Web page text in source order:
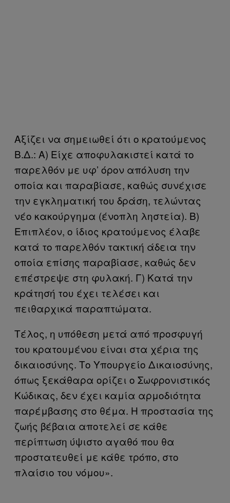
Αξίζει να σημειωθεί ότι ο κρατούμενος
Β.Δ.: Α) Είχε αποφυλακιστεί κατά το
παρελθόν με υφ’ όρον απόλυση την
οποία και παραβίασε, καθώς συνέχισε
την εγκληματική του δράση, τελώντας
νέο κακούργημα (ένοπλη ληστεία). Β)
Επιπλέον, ο ίδιος κρατούμενος έλαβε
κατά το παρελθόν τακτική άδεια την
οποία επίσης παραβίασε, καθώς δεν
επέστρεψε στη φυλακή. Γ) Κατά την
κράτησή του έχει τελέσει και
πειθαρχικά παραπτώματα.
Τέλος, η υπόθεση μετά από προσφυγή
του κρατουμένου είναι στα χέρια της
δικαιοσύνης. Το Υπουργείο Δικαιοσύνης,
όπως ξεκάθαρα ορίζει ο Σωφρονι­στικός
Κώδικας, δεν έχει καμία αρμοδιότητα
παρέμβασης στο θέμα. Η προστασία της
ζωής βέβαια αποτελεί σε κάθε
περίπτωση ύψιστο αγαθό που θα
προστατευθεί με κάθε τρόπο, στο
πλαίσιο του νόμου».